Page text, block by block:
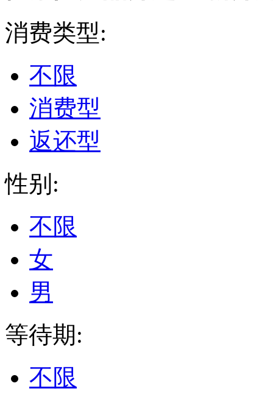
消费类型:
不限
消费型
返还型
性别:
不限
女
男
等待期:
不限